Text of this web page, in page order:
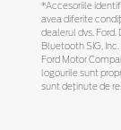
*Accesoriile
avea diferite
dealerul dvs.
Bluetooth SIG,
Ford Motor
logourile sunt
sunt deținute de